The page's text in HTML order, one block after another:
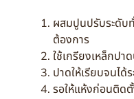
ผสมปูนปรับระดับ
ต้องการ
ใช้เกรียงเหล็กป
ปาดให้เรียบจนได้
รอให้แห้งก่อนติด